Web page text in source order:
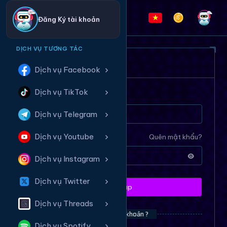
Đăng Ký tài khoản
DỊCH VỤ TƯƠNG TÁC
Dịch vụ Facebook
Dịch vụ TikTok
Dịch vụ Telegram
Dịch vụ Youtube
Dịch vụ Instagram
Dịch vụ Twitter
Dịch vụ Threads
ĐĂNG NHẬP HỆ THỐNG
Tên tài khoản
Quên mật khẩu?
Mật khẩu
Đăng nhập
Bạn chưa có tài khoản ?